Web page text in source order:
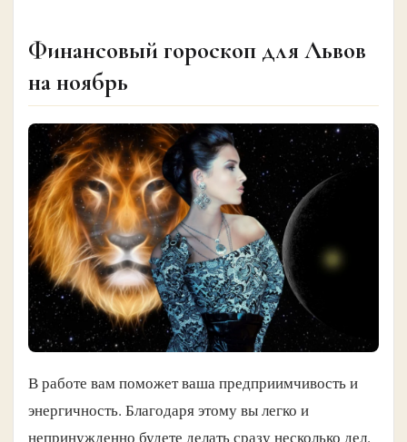
Финансовый гороскоп для Львов
на ноябрь
В работе вам поможет ваша предприимчивость и
энергичность. Благодаря этому вы легко и
непринужденно будете делать сразу несколько дел.